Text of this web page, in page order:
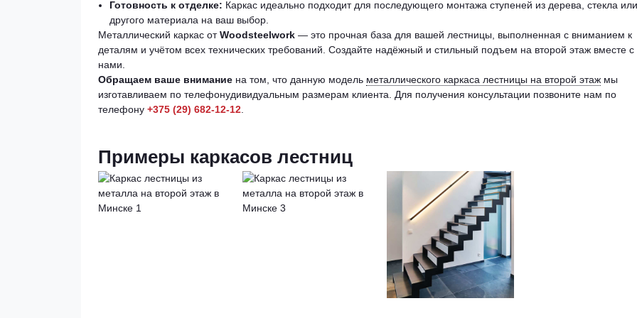
Готовность к отделке: Каркас идеально подходит для последующего монтажа ступеней из дерева, стекла или
другого материала на ваш выбор.
Металлический каркас отWoodsteelwork — это прочная база для вашей лестницы, выполненная с вниманием к
деталям и учётом всех технических требований. Создайте надёжный и стильный подъем на второй этаж вместе с
нами.
Обращаем ваше внимание на том, что данную модель металлического каркаса лестницы на второй этаж мы
изготавливаем по телефонудивидуальным размерам клиента. Для получения консультации позвоните нам по
телефону +375 (29) 682-12-12
Примеры каркасов лестниц